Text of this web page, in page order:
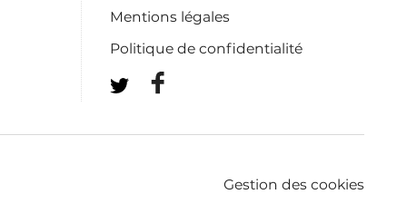
Mentions légales
Politique de confidentialité
Gestion des cookies